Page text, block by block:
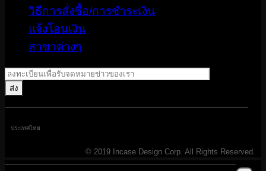
วิธีการสั่งซื้อ/การชำระเงิน
แจ้งโอนเงิน
สาขาต่างๆ
ประเทศไทย
© 2019 Incase Design Corp. All Rights Reserved.